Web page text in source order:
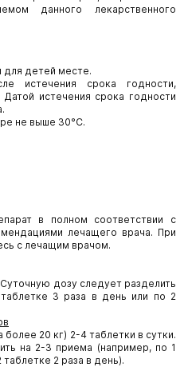
данного лекарственного
для детей месте.
истечения срока годности,
истечения срока годности
не выше 30°С.
в полном соответствии с
лечащего врача. При
с лечащим врачом.
дозу следует разделить
3 раза в день или по 2
20 кг) 2-4 таблетки в сутки.
на 2-3 приема (например, по 1
2 раза в день).